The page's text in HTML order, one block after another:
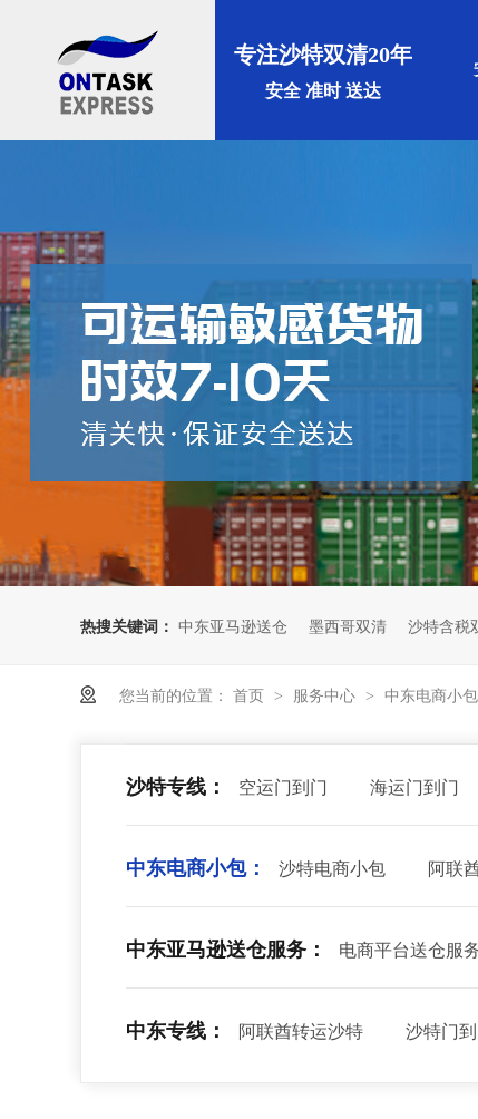
专注沙特双清20年
安全 准时 送达
热搜关键词： 中东亚马逊送仓 墨西哥双清 沙特含税
您当前的位置： 首页 > 服务中心 > 中东电商小包
沙特专线： 空运门到门 海运门到门
中东电商小包： 沙特电商小包 阿联
中东亚马逊送仓服务： 电商平台送仓服
中东专线： 阿联酋转运沙特 沙特门